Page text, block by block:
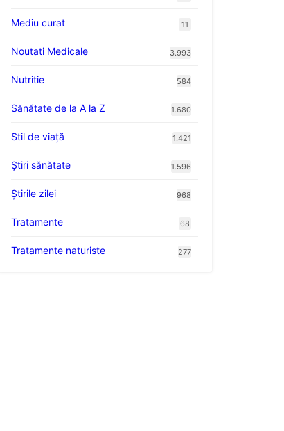
Mediu curat 11
Noutati Medicale 3.993
Nutritie 584
Sănătate de la A la Z 1.680
Stil de viaţă 1.421
Ştiri sănătate 1.596
Știrile zilei 968
Tratamente 68
Tratamente naturiste 277